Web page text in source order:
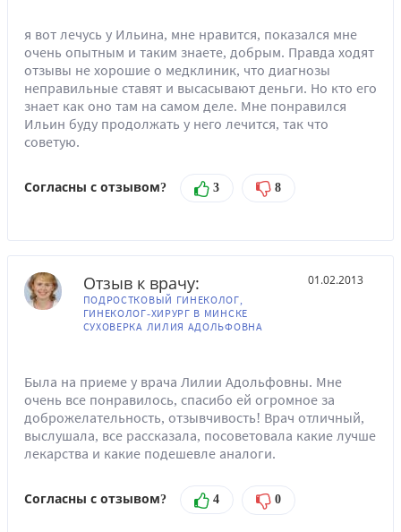
я вот лечусь у Ильина, мне нравится, показался мне
очень опытным и таким знаете, добрым. Правда ходят
отзывы не хорошие о медклиник, что диагнозы
неправильные ставят и высасывают деньги. Но кто его
знает как оно там на самом деле. Мне понравился
Ильин буду продолжать у него лечится, так что
советую.
Согласны с отзывом? 3 8
Отзыв к врачу:
ПОДРОСТКОВЫЙ ГИНЕКОЛОГ,
ГИНЕКОЛОГ-ХИРУРГ В МИНСКЕ
СУХОВЕРКА ЛИЛИЯ АДОЛЬФОВНА
01.02.2013
Была на приеме у врача Лилии Адольфовны. Мне
очень все понравилось, спасибо ей огромное за
доброжелательность, отзывчивость! Врач отличный,
выслушала, все рассказала, посоветовала какие лучше
лекарства и какие подешевле аналоги.
Согласны с отзывом? 4 0